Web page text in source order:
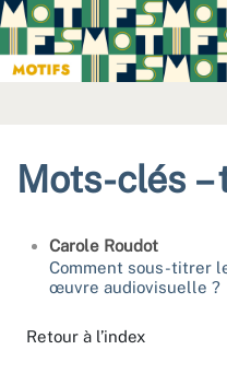
Mots-clés
Carole Roudot
Comment sous-titrer
œuvre audiovisuelle ?
Retour à l’index